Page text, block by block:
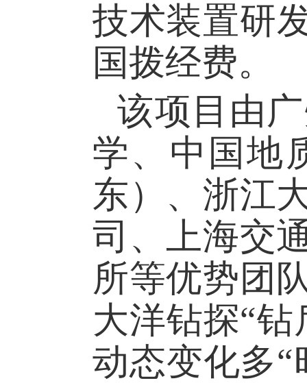
技术装置研
国拨经费。
该项目由
学、中国地
东）、浙江
司、上海交
所等优势团
大洋钻探“
动态变化多